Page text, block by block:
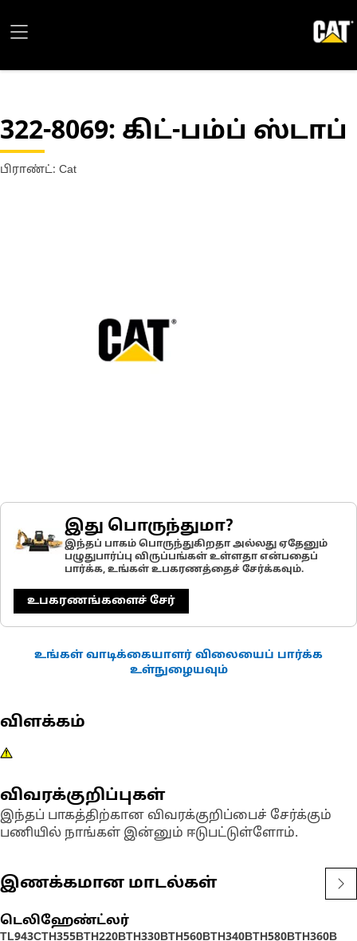
322-8069: கிட்-பம்ப் ஸ்டாப்
பிராண்ட்: Cat
இது பொருந்துமா?
இந்தப் பாகம் பொருந்துகிறதா அல்லது ஏதேனும்
பழுதுபார்ப்பு விருப்பங்கள் உள்ளதா என்பதைப்
பார்க்க, உங்கள் உபகரணத்தைச் சேர்க்கவும்.
உபகரணங்களைச் சேர்
உங்கள் வாடிக்கையாளர் விலையைப் பார்க்க
உள்நுழையவும்
விளக்கம்
விவரக்குறிப்புகள்
இந்தப் பாகத்திற்கான விவரக்குறிப்பைச் சேர்க்கும்
பணியில் நாங்கள் இன்னும் ஈடுபட்டுள்ளோம்.
இணக்கமான மாடல்கள்
டெலிஹேண்ட்லர்
TL943CTH355BTH220BTH330BTH560BTH340BTH580BTH360B